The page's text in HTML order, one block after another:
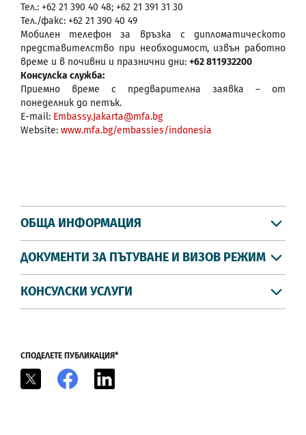
Тел.: +62 21 390 40 48; +62 21 391 31 30
Тел./факс: +62 21 390 40 49
Мобилен телефон за връзка с дипломатическото
представителство при необходимост, извън работно
време и в почивни и празнични дни: +62 811932200
Консулска служба:
Приемно време с предварителна заявка – от
понеделник до петък.
E-mail: Embassy.Jakarta@mfa.bg
Website: www.mfa.bg/embassies/indonesia
ОБЩА ИНФОРМАЦИЯ
ДОКУМЕНТИ ЗА ПЪТУВАНЕ И ВИЗОВ РЕЖИМ
КОНСУЛСКИ УСЛУГИ
СПОДЕЛЕТЕ ПУБЛИКАЦИЯ*
Facebook